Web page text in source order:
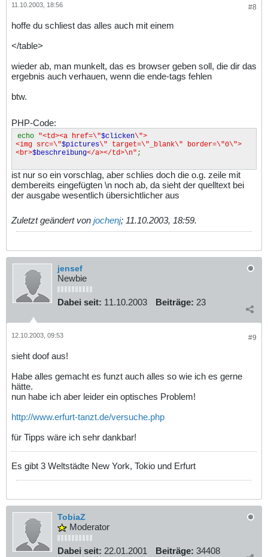
#8
11.10.2003, 18:56
hoffe du schliest das alles auch mit einem
</table>
wieder ab, man munkelt, das es browser geben soll, die dir das
ergebnis auch verhauen, wenn die ende-tags fehlen
btw.
PHP-Code:
echo "<td><a href=\"$clicken\">
<img src=\"$pictures\" target=\"_blank\" border=\"0\">
<br>$beschreibung</a></td>\n" ;
ist nur so ein vorschlag, aber schlies doch die o.g. zeile mit
dembereits eingefügten \n noch ab, da sieht der quelltext bei
der ausgabe wesentlich übersichtlicher aus
Zuletzt geändert von jochenj; 11.10.2003, 18:59.
jensef
Newbie
Dabei seit: 11.10.2003 Beiträge: 23
#9
12.10.2003, 09:53
sieht doof aus!
Habe alles gemacht es funzt auch alles so wie ich es gerne
hätte.
nun habe ich aber leider ein optisches Problem!
http://www.erfurt-tanzt.de/versuche.php
für Tipps wäre ich sehr dankbar!
Es gibt 3 Weltstädte New York, Tokio und Erfurt
TobiaZ
Moderator
Dabei seit: 22.01.2001 Beiträge: 34408